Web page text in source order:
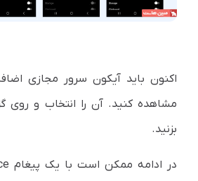
اکنون باید آیکون سرور مجازی
بزنید.